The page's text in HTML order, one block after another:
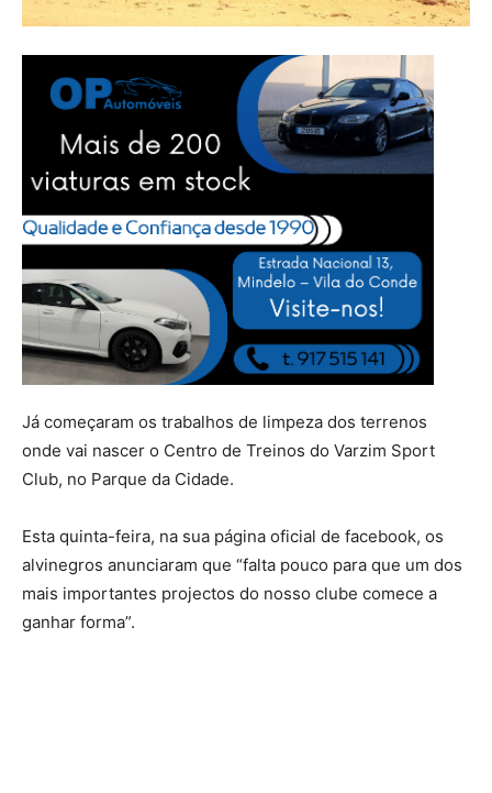
Já começaram os trabalhos de limpeza dos terrenos
onde vai nascer o Centro de Treinos do Varzim Sport
Club, no Parque da Cidade.
Esta quinta-feira, na sua página oficial de facebook, os
alvinegros anunciaram que “falta pouco para que um dos
mais importantes projectos do nosso clube comece a
ganhar forma”.